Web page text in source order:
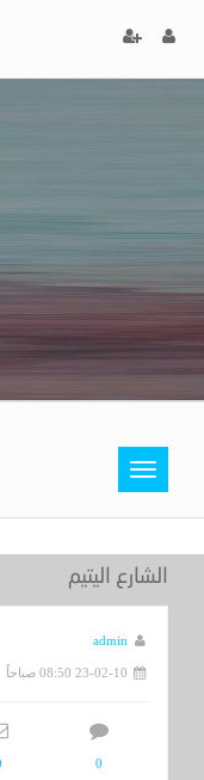
Toggle
navigation
الشارع اليتيم
admin
23-02-10 08:50 صباحاً
0